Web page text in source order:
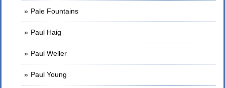
Pale Fountains
Paul Haig
Paul Weller
Paul Young